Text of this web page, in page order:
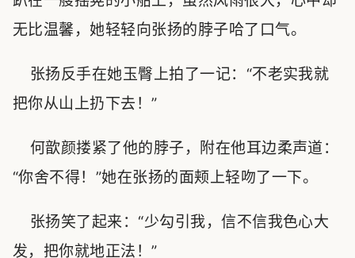
无比温馨，她轻轻向张扬的脖子哈了口气。
张扬反手在她玉臀上拍了一记：“不老实我就
把你从山上扔下去！”
何歆颜搂紧了他的脖子，附在他耳边柔声道：
“你舍不得！”她在张扬的面颊上轻吻了一下。
张扬笑了起来：“少勾引我，信不信我色心大
发，把你就地正法！”